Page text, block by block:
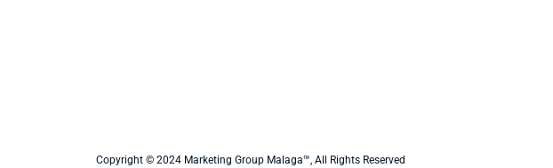
Copyright © 2024 Marketing Group Malaga™, All Rights Reserved